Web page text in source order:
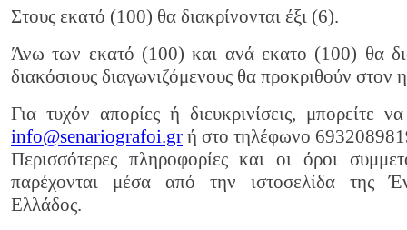
Στους εκατό (100) θα διακρίνονται έξι (6).
Άνω των εκατό (100) και ανά εκατο (100) θα
διακόσιους διαγωνιζόμενους θα προκριθούν στον
Για τυχόν απορίες ή διευκρινίσεις, μπορείτε
info@senariografoi.gr ή στο τηλέφωνο
Περισσότερες πληροφορίες και οι όροι
παρέχονται μέσα από την ιστοσελίδα της
Ελλάδος.